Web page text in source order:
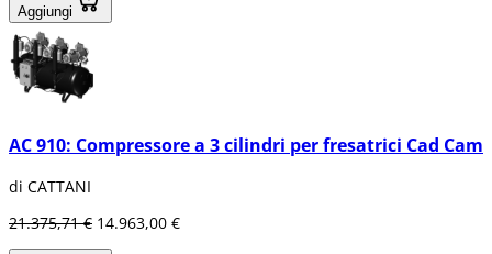
Aggiungi
AC 910: Compressore a 3 cilindri per fresatrici Cad Cam
di CATTANI
21.375,71 € 14.963,00 €